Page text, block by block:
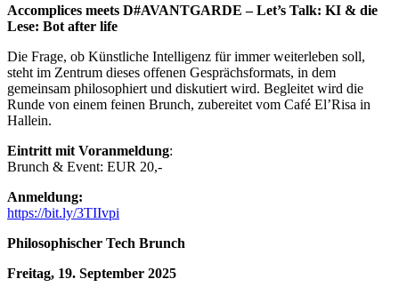
Accomplices meets D#AVANTGARDE – Let’s Talk: KI & die
Lese: Bot after life
Die Frage, ob Künstliche Intelligenz für immer weiterleben soll,
steht im Zentrum dieses offenen Gesprächsformats, in dem
gemeinsam philosophiert und diskutiert wird. Begleitet wird die
Runde von einem feinen Brunch, zubereitet vom Café El’Risa in
Hallein.
Eintritt mit Voranmeldung:
Brunch & Event: EUR 20,-
Anmeldung:
https://bit.ly/3TIIvpi
Philosophischer Tech Brunch
Freitag, 19. September 2025